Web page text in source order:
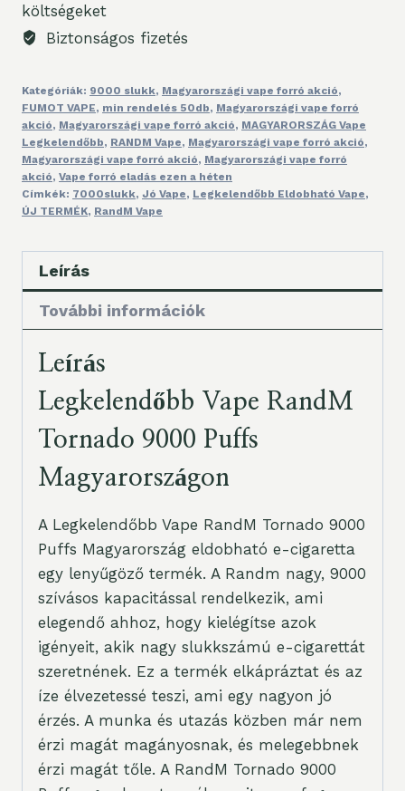
Sweden
mennyiség
költségeket
Biztonságos fizetés
Kategóriák: 9000 slukk, Magyarországi vape forró akció,
FUMOT VAPE, min rendelés 50db, Magyarországi vape forró
akció, Magyarországi vape forró akció, MAGYARORSZÁG Vape
Legkelendőbb, RANDM Vape, Magyarországi vape forró akció,
Magyarországi vape forró akció, Magyarországi vape forró
akció, Vape forró eladás ezen a héten
Címkék: 7000slukk, Jó Vape, Legkelendőbb Eldobható Vape,
ÚJ TERMÉK, RandM Vape
Leírás
További információk
Leírás
Legkelendőbb Vape RandM
Tornado 9000 Puffs
Magyarországon
A Legkelendőbb Vape RandM Tornado 9000
Puffs Magyarország eldobható e-cigaretta
egy lenyűgöző termék. A Randm nagy, 9000
szívásos kapacitással rendelkezik, ami
elegendő ahhoz, hogy kielégítse azok
igényeit, akik nagy slukkszámú e-cigarettát
szeretnének. Ez a termék elkápráztat és az
íze élvezetessé teszi, ami egy nagyon jó
érzés. A munka és utazás közben már nem
érzi magát magányosnak, és melegebbnek
érzi magát tőle. A RandM Tornado 9000